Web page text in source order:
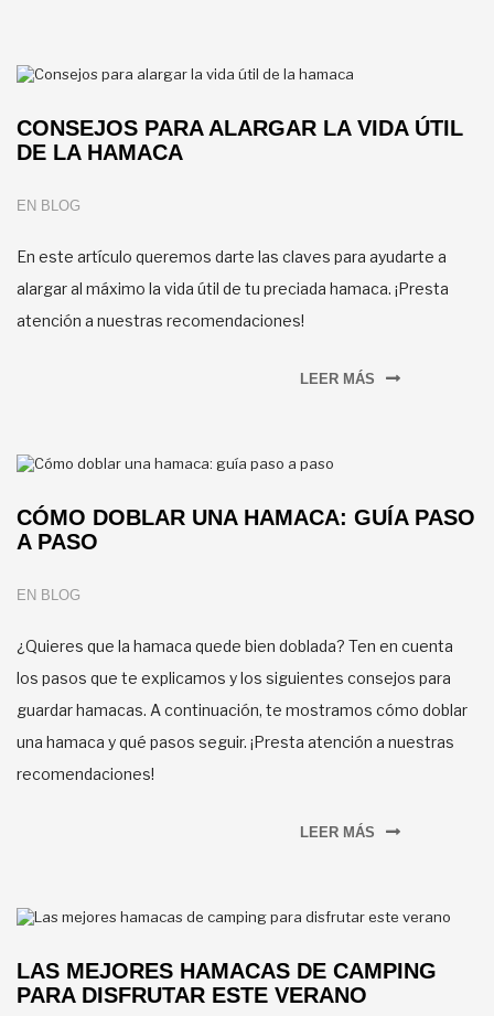
CONSEJOS PARA ALARGAR LA VIDA ÚTIL
DE LA HAMACA
EN BLOG
En este artículo queremos darte las claves para ayudarte a
alargar al máximo la vida útil de tu preciada hamaca. ¡Presta
atención a nuestras recomendaciones!
LEER MÁS
CÓMO DOBLAR UNA HAMACA: GUÍA PASO
A PASO
EN BLOG
¿Quieres que la hamaca quede bien doblada? Ten en cuenta
los pasos que te explicamos y los siguientes consejos para
guardar hamacas. A continuación, te mostramos cómo doblar
una hamaca y qué pasos seguir. ¡Presta atención a nuestras
recomendaciones!
LEER MÁS
LAS MEJORES HAMACAS DE CAMPING
PARA DISFRUTAR ESTE VERANO